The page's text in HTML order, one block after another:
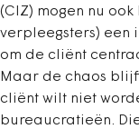
(CIZ) mogen nu
verpleegsters) een
om de cliënt
Maar de chaos
cliënt wilt niet
bureaucratieën.